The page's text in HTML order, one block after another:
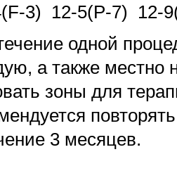
3) 12-5(P-7) 12-
одной
а также местно
зоны для
3 месяцев.